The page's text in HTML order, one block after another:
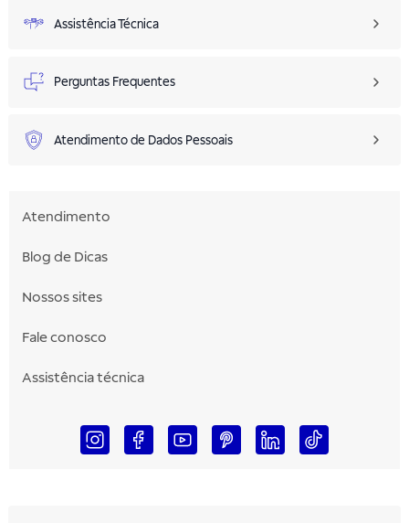
Assistência Técnica
Perguntas Frequentes
Atendimento de Dados Pessoais
Atendimento
Blog de Dicas
Nossos sites
Fale conosco
Assistência técnica